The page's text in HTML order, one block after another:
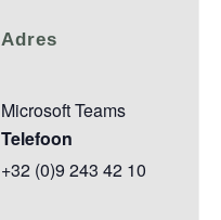
Adres
Microsoft Teams
Telefoon
+32 (0)9 243 42 10